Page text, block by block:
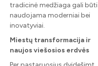
tradicinė medžiaga gali būti
naudojama moderniai bei
inovatyviai.
Miestų transformacija ir
naujos viešosios erdvės